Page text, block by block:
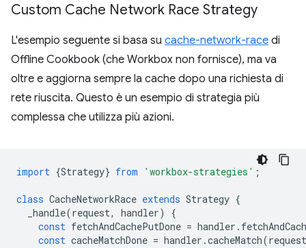
Custom Cache Network Race Strategy
L'esempio seguente si basa su cache-network-race di
Offline Cookbook (che Workbox non fornisce), ma va
oltre e aggiorna sempre la cache dopo una richiesta di
rete riuscita. Questo è un esempio di strategia più
complessa che utilizza più azioni.
import {Strategy} from 'workbox-strategies' ;
class CacheNetworkRace extends Strategy {
_handle(request, handler)
{
const fetchAndCachePutDone = handler .
const cacheMatchDone = handler .cacheMatch(request